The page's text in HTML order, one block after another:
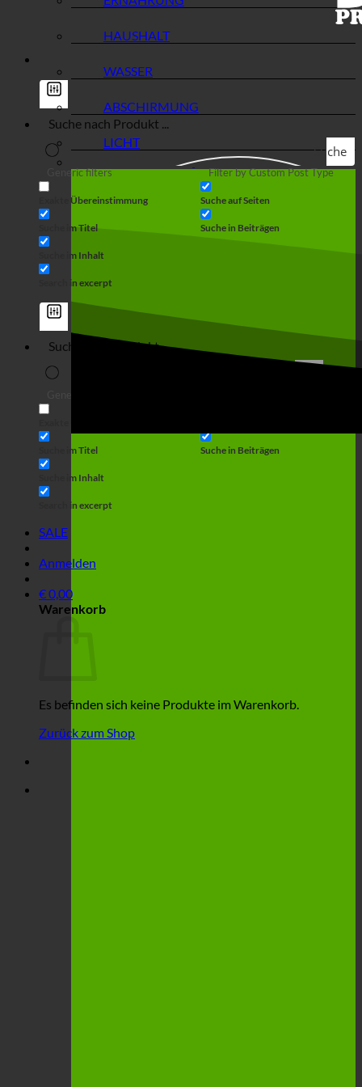
Suche
Generic filters
Exakte Übereinstimmung
Suche im Titel
Suche im Inhalt
Search in excerpt
Filter by Custom Post Type
Suche auf Seiten
Suche in Beiträgen
Suche im Titel
Suche im Inhalt
Search in excerpt
Suche in Beiträgen
SALE
Anmelden
€0,00
Warenkorb
Es befinden sich keine Produkte im Warenkorb.
Zurück zum Shop
HAUSHALT
WASSER
ABSCHIRMUNG
LICHT